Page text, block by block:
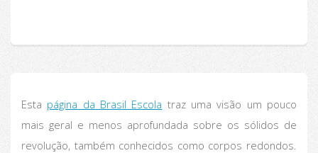
Esta página da Brasil Escola traz uma visão um pouco
mais geral e menos aprofundada sobre os sólidos de
revolução, também conhecidos como corpos redondos.